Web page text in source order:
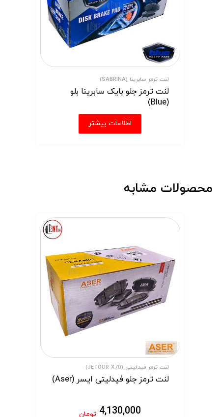
لنت ترمز سابرینا (SABRINA)
لنت ترمز جلو بایک سابرینا بلو
(Blue)
اطلاعات بیشتر
محصولات مشابه
لنت ترمز فیدلیتی (JETOUR X70)
لنت ترمز جلو فیدلیتی ایسر (Aser)
4,130,000 تومان